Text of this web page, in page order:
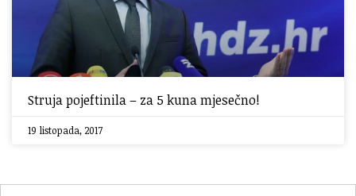
Struja pojeftinila – za 5 kuna mjesečno!
19 listopada, 2017